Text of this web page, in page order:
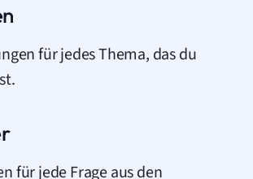
für jedes Thema, das du
für jede Frage aus den